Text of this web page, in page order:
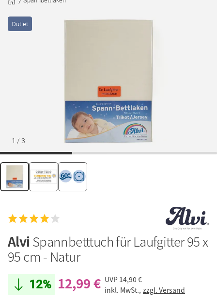
1 / 3
Outlet
AlviSpannbetttuch für Laufgitter 95 x
95 cm - Natur
12% 12,99 € UVP 14,90 €
inkl. MwSt., zzgl. Versand